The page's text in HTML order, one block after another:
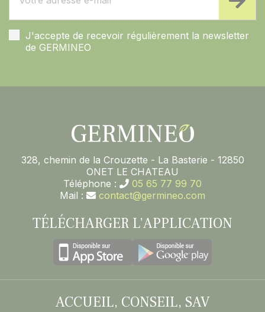
J'accepte de recevoir régulièrement la newsletter
de GERMINEO
328, chemin de la Crouzette - La Basterie - 12850
ONET LE CHATEAU
Téléphone :
05 65 77 99 70
Mail :
contact@germineo.com
TÉLÉCHARGER L’APPLICATION
ACCUEIL, CONSEIL, SAV